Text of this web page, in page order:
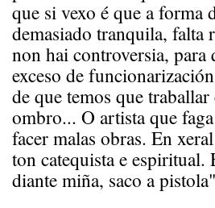
que si vexo é que a forma
demasiado tranquila, falta
non hai controversia, para
exceso de
de que temos que
ombro... O artista que
facer malas obras. En
ton catequista e espiritual.
diante miña, saco a